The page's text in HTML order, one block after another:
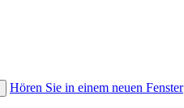
Hören Sie in einem neuen Fenster